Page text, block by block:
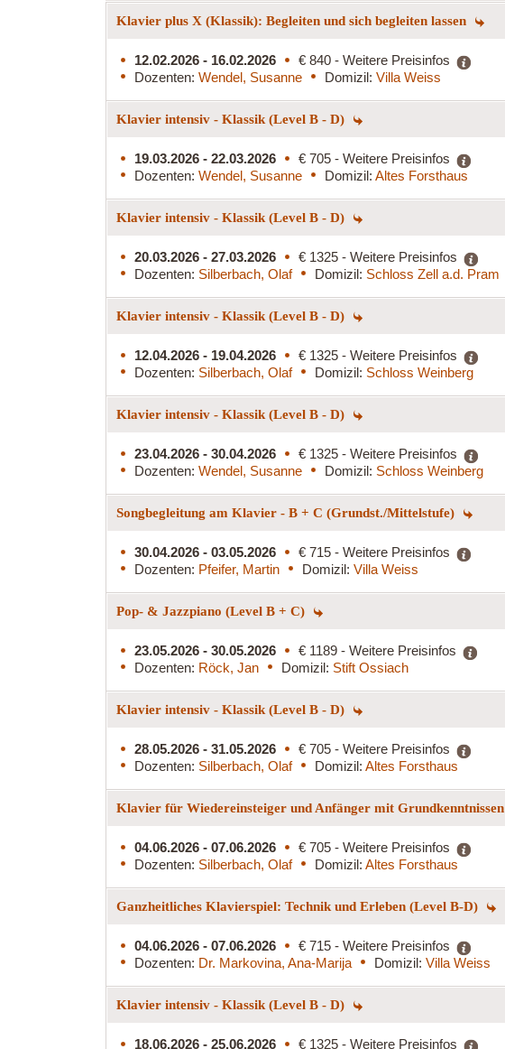
Klavier plus X (Klassik): Begleiten und sich begleiten lassen
12.02.2026 - 16.02.2026
€ 840 - Weitere Preisinfos
Dozenten: Wendel, Susanne Domizil: Villa Weiss
Klavier intensiv - Klassik (Level B - D)
19.03.2026 - 22.03.2026
€ 705 - Weitere Preisinfos
Dozenten: Wendel, Susanne Domizil: Altes Forsthaus
Klavier intensiv - Klassik (Level B - D)
20.03.2026 - 27.03.2026
€ 1325 - Weitere Preisinfos
Dozenten: Silberbach, Olaf Domizil: Schloss Zell a.d. Pram
Klavier intensiv - Klassik (Level B - D)
12.04.2026 - 19.04.2026
€ 1325 - Weitere Preisinfos
Dozenten: Silberbach, Olaf Domizil: Schloss Weinberg
Klavier intensiv - Klassik (Level B - D)
23.04.2026 - 30.04.2026
€ 1325 - Weitere Preisinfos
Dozenten: Wendel, Susanne Domizil: Schloss Weinberg
Songbegleitung am Klavier - B + C (Grundst./Mittelstufe)
30.04.2026 - 03.05.2026
€ 715 - Weitere Preisinfos
Dozenten: Pfeifer, Martin Domizil: Villa Weiss
Pop- & Jazzpiano (Level B + C)
23.05.2026 - 30.05.2026
€ 1189 - Weitere Preisinfos
Dozenten: Röck, Jan Domizil: Stift Ossiach
Klavier intensiv - Klassik (Level B - D)
28.05.2026 - 31.05.2026
€ 705 - Weitere Preisinfos
Dozenten: Silberbach, Olaf Domizil: Altes Forsthaus
Klavier für Wiedereinsteiger und Anfänger mit Grundkenntnissen
04.06.2026 - 07.06.2026
€ 705 - Weitere Preisinfos
Dozenten: Silberbach, Olaf Domizil: Altes Forsthaus
Ganzheitliches Klavierspiel: Technik und Erleben (Level B-D)
04.06.2026 - 07.06.2026
€ 715 - Weitere Preisinfos
Dozenten: Dr. Markovina, Ana-Marija Domizil: Villa Weiss
Klavier intensiv - Klassik (Level B - D)
18.06.2026 - 25.06.2026
€ 1325 - Weitere Preisinfos